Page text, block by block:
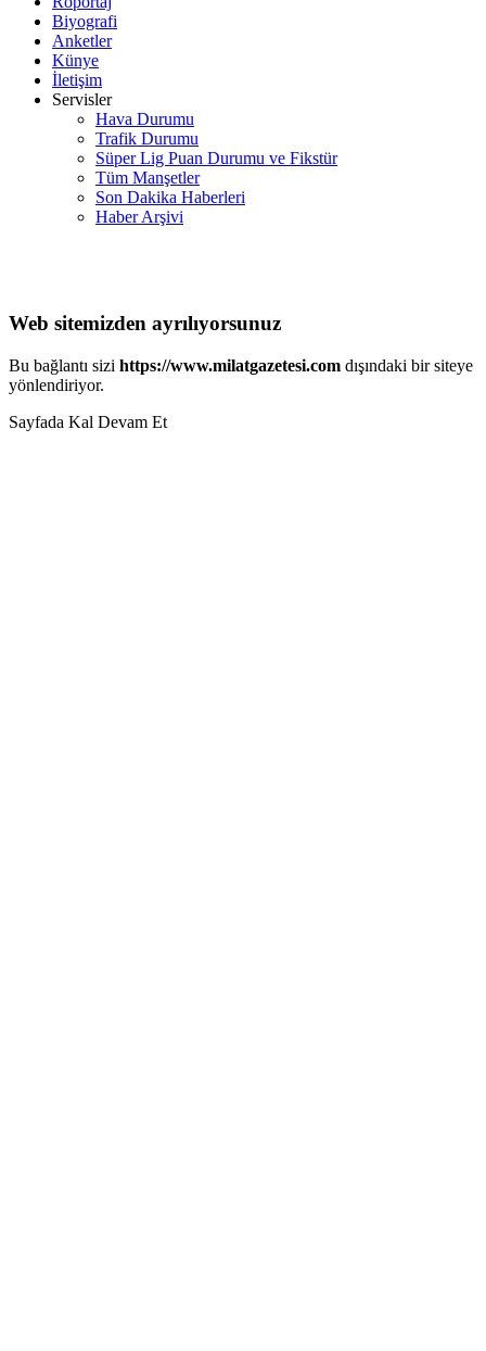
Biyografi
Anketler
Künye
İletişim
Servisler
Hava Durumu
Trafik Durumu
Süper Lig Puan Durumu ve Fikstür
Tüm Manşetler
Son Dakika Haberleri
Haber Arşivi
Web sitemizden ayrılıyorsunuz
Bu bağlantı sizi https://www.milatgazetesi.com dışındaki bir siteye
yönlendiriyor.
Sayfada Kal Devam Et